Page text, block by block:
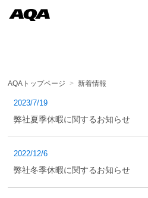
AQAトップページ > 新着情報
2023/7/19
弊社夏季休暇に関するお知らせ
2022/12/6
弊社冬季休暇に関するお知らせ